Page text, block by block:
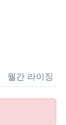
월간 라이징